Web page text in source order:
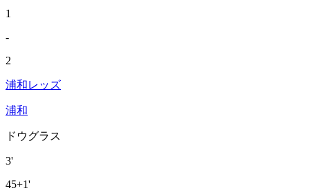
1
-
2
浦和レッズ
浦和
ドウグラス
3'
45+1'